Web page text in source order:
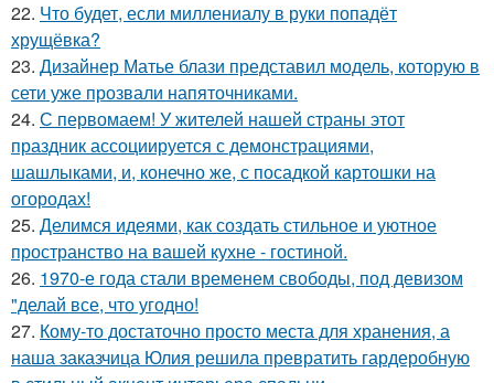
22. Что будет, если миллениалу в руки попадёт
хрущёвка?
23. Дизайнер Матье блази представил модель, которую в
сети уже прозвали напяточниками.
24. С первомаем! У жителей нашей страны этот
праздник ассоциируется с демонстрациями,
шашлыками, и, конечно же, с посадкой картошки на
огородах!
25. Делимся идеями, как создать стильное и уютное
пространство на вашей кухне - гостиной.
26. 1970-е года стали временем свободы, под девизом
"делай все, что угодно!
27. Кому-то достаточно просто места для хранения, а
наша заказчица Юлия решила превратить гардеробную